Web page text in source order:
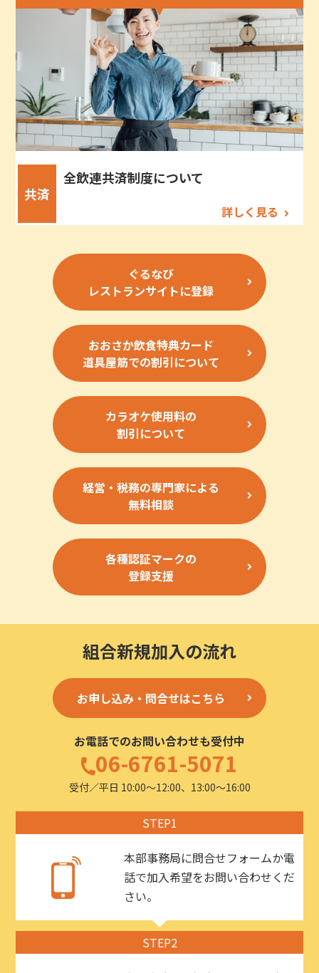
共済
全飲連共済制度について
詳しく見る
ぐるなび
レストランサイトに登録
おおさか飲食特典カード
道具屋筋での割引について
カラオケ使用料の
割引について
経営・税務の専門家による
無料相談
各種認証マークの
登録支援
組合新規加入の流れ
お申し込み・問合せはこちら
お電話でのお問い合わせも受付中
06-6761-5071
受付／平日 10:00〜12:00、13:00〜16:00
STEP1
本部事務局に問合せフォームか電
話で加入希望をお問い合わせくだ
さい。
STEP2